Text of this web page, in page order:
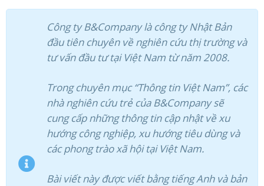
Công ty B&Company là công ty Nhật Bản
đầu tiên chuyên về nghiên cứu thị trường và
tư vấn đầu tư tại Việt Nam từ năm 2008.
Trong chuyên mục “Thông tin Việt Nam”, các
nhà nghiên cứu trẻ của B&Company sẽ
cung cấp những thông tin cập nhật về xu
hướng công nghiệp, xu hướng tiêu dùng và
các phong trào xã hội tại Việt Nam.
Bài viết này được viết bằng tiếng Anh và bản